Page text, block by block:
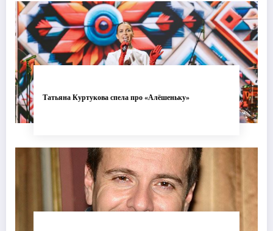
Татьяна Куртукова спела про «Алёшеньку»